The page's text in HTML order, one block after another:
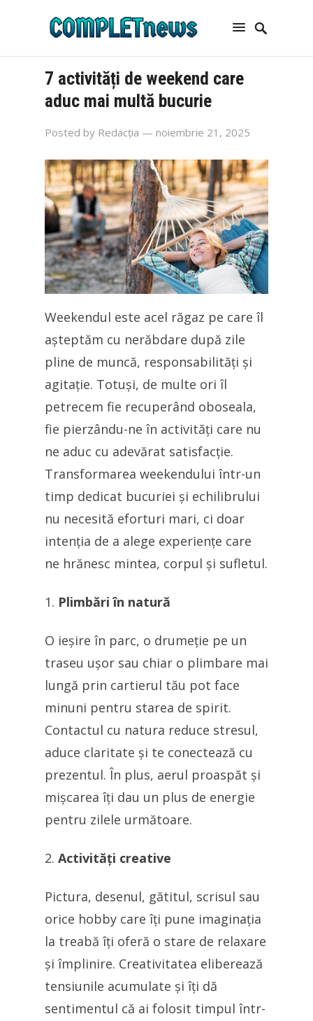
7 activități de weekend care
aduc mai multă bucurie
Posted by Redacția — noiembrie 21, 2025
Weekendul este acel răgaz pe care îl
așteptăm cu nerăbdare după zile
pline de muncă, responsabilități și
agitație. Totuși, de multe ori îl
petrecem fie recuperând oboseala,
fie pierzându-ne în activități care nu
ne aduc cu adevărat satisfacție.
Transformarea weekendului într-un
timp dedicat bucuriei și echilibrului
nu necesită eforturi mari, ci doar
intenția de a alege experiențe care
ne hrănesc mintea, corpul și sufletul.
Plimbări în natură
O ieșire în parc, o drumeție pe un
traseu ușor sau chiar o plimbare mai
lungă prin cartierul tău pot face
minuni pentru starea de spirit.
Contactul cu natura reduce stresul,
aduce claritate și te conectează cu
prezentul. În plus, aerul proaspăt și
mișcarea îți dau un plus de energie
pentru zilele următoare.
Activități creative
Pictura, desenul, gătitul, scrisul sau
orice hobby care îți pune imaginația
la treabă îți oferă o stare de relaxare
și împlinire. Creativitatea eliberează
tensiunile acumulate și îți dă
sentimentul că ai folosit timpul într-